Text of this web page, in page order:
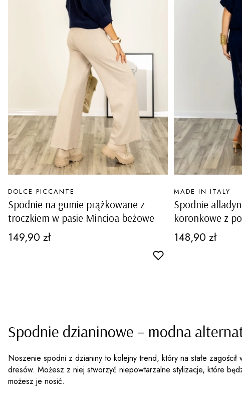
Spodnie na gumie prążkowane z
troczkiem w pasie Mincioa beżowe
PRODUCENT
DOLCE PICCANTE
Cena
149,90 zł
Spodnie
koronkowe z
na dole
granatowe
PRODUCENT
MADE IN ITALY
Cena
148,90 zł
Spodnie dzianinowe – modna
Noszenie spodni z dzianiny to kolejny trend, który na stałe
dresów. Możesz z niej stworzyć niepowtarzalne stylizacje, które
możesz je nosić.